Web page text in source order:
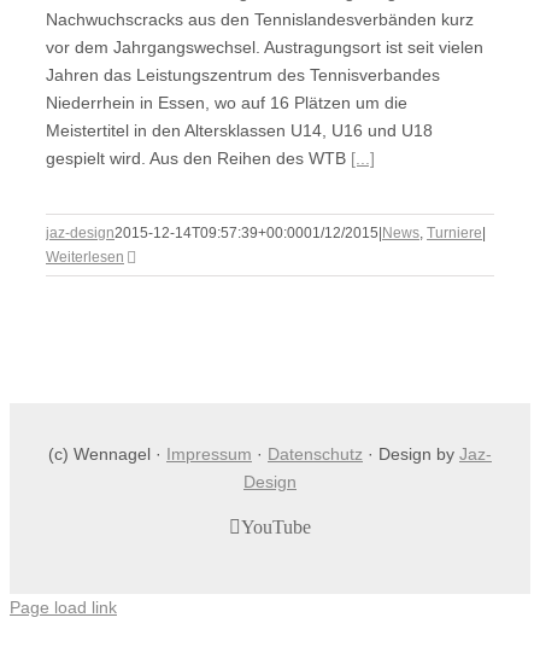
Nachwuchscracks aus den Tennislandesverbänden kurz
vor dem Jahrgangswechsel. Austragungsort ist seit vielen
Jahren das Leistungszentrum des Tennisverbandes
Niederrhein in Essen, wo auf 16 Plätzen um die
Meistertitel in den Altersklassen U14, U16 und U18
gespielt wird. Aus den Reihen des WTB [...]
jaz-design2015-12-14T09:57:39+00:0001/12/2015 News, Turniere
Weiterlesen
(c) Wennagel · Impressum · Datenschutz · Design by Jaz-
Design
YouTube
Page load link